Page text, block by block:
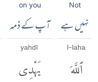
Not
نہیں ہے
on you
آپ کے ذمہ
l-laha
ٱللَّهَ
yahdī
يَهْدِى